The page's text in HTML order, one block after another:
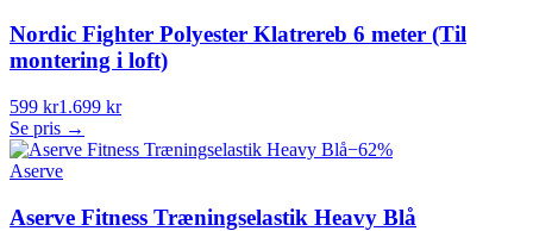
Nordic Fighter Polyester Klatrereb 6 meter (Til
montering i loft)
599 kr1.699 kr
Se pris →
−62%
Aserve
Aserve Fitness Træningselastik Heavy Blå